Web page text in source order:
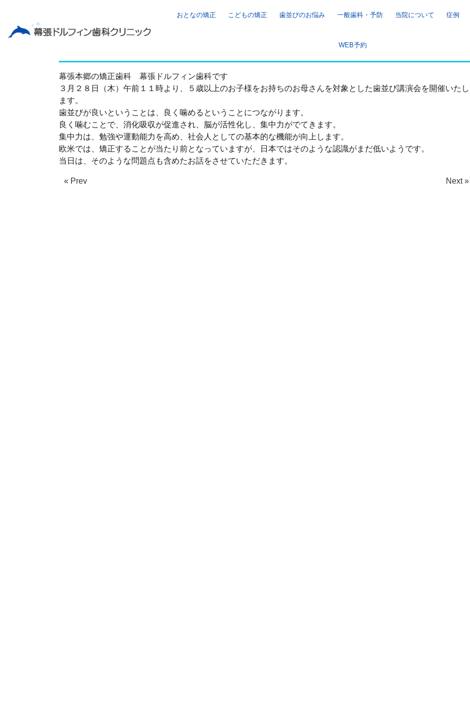
おとなの矯正 こどもの矯正 歯並びのお悩み 一般歯科・予防 当院について 症例
WEB予約
幕張本郷の矯正歯科 幕張ドルフィン歯科です
３月２８日（木）午前１１時より、５歳以上のお子様をお持ちのお母さんを対象とした歯並び講演会を開催いたし
ます。
歯並びが良いということは、良く噛めるということにつながります。
良く噛むことで、消化吸収が促進され、脳が活性化し、集中力がでてきます。
集中力は、勉強や運動能力を高め、社会人としての基本的な機能が向上します。
欧米では、矯正することが当たり前となっていますが、日本ではそのような認識がまだ低いようです。
当日は、そのような問題点も含めたお話をさせていただきます。
« Prev Next »